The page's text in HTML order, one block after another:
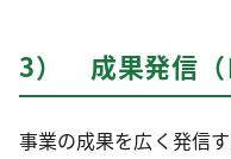
3） 成果発信（
事業の成果を広く発信